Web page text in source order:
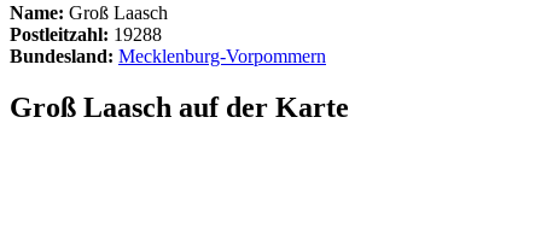
Name: Groß Laasch
Postleitzahl: 19288
Bundesland: Mecklenburg-Vorpommern
Groß Laasch auf der Karte